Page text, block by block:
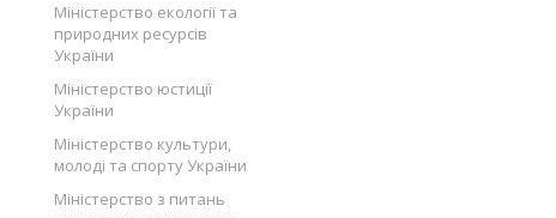
Міністерство екології та
природних ресурсів
України
Міністерство юстиції
України
Міністерство культури,
молоді та спорту України
Міністерство з питань